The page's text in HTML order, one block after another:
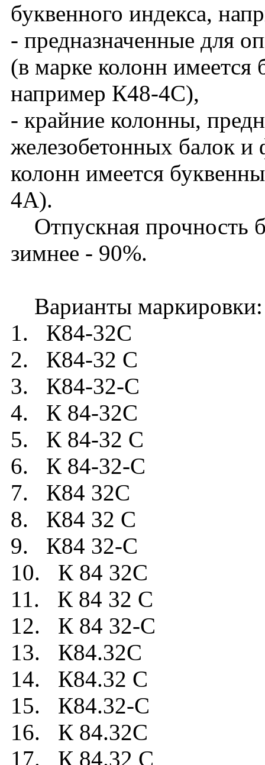
буквенного индекса,
- предназначенные для
(в марке колонн
например К48-4С),
- крайние колонны,
железобетонных балок и
колонн имеется
4А).
Отпускная прочность
зимнее - 90%.
Варианты маркировки:
1. К84-32C
2. К84-32 C
3. К84-32-C
4. К 84-32C
5. К 84-32 C
6. К 84-32-C
7. К84 32C
8. К84 32 C
9. К84 32-C
10. К 84 32C
11. К 84 32 C
12. К 84 32-C
13. К84.32C
14. К84.32 C
15. К84.32-C
16. К 84.32C
17. К 84.32 C